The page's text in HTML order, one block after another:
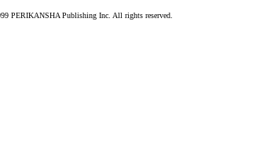
PERIKANSHA Publishing Inc. All rights reserved.